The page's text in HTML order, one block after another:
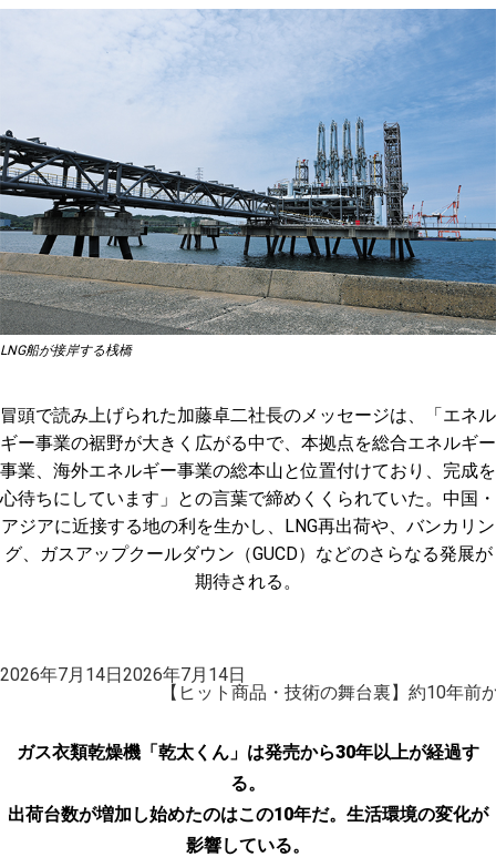
LNG船が接岸する桟橋
冒頭で読み上げられた加藤卓二社長のメッセージは、「エネル
ギー事業の裾野が大きく広がる中で、本拠点を総合エネルギー
事業、海外エネルギー事業の総本山と位置付けており、完成を
心待ちにしています」との言葉で締めくくられていた。中国・
アジアに近接する地の利を生かし、LNG再出荷や、バンカリン
グ、ガスアップクールダウン（GUCD）などのさらなる発展が
期待される。
投
2026年7月14日2026年7月14日
【ヒット商品・技術の舞台裏】約10年
ガス衣類乾燥機「乾太くん」は発売から30年以上が経過す
る。
出荷台数が増加し始めたのはこの10年だ。生活環境の変化が
影響している。